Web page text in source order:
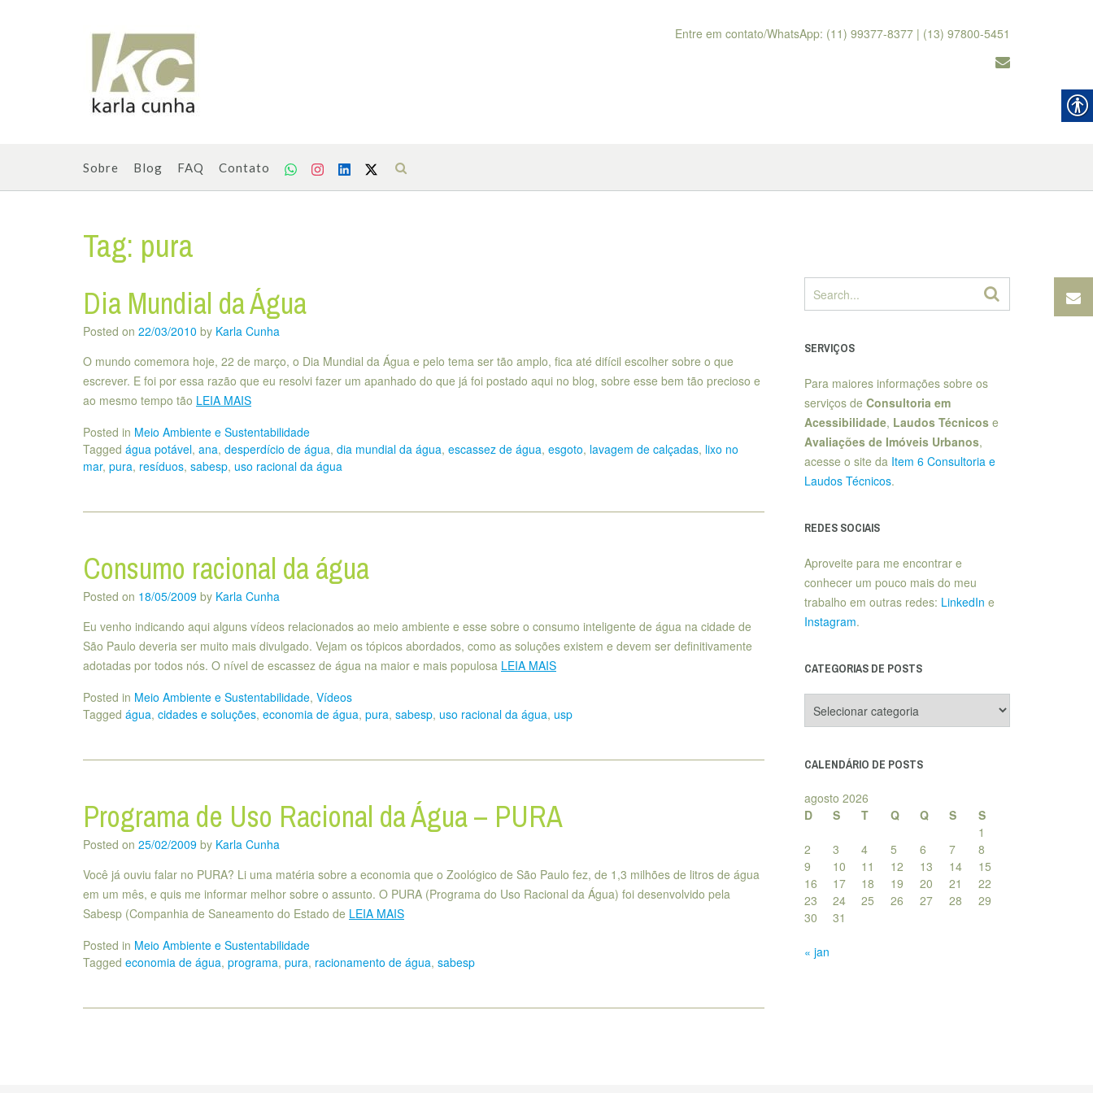
Entre em contato/WhatsApp: (11) 99377-8377 | (13) 97800-5451
Sobre Blog FAQ Contato
Tag: pura
Dia Mundial da Água
Posted on 22/03/2010 by Karla Cunha
O mundo comemora hoje, 22 de março, o Dia Mundial da Água e pelo tema ser tão amplo, fica até difícil escolher sobre o que
escrever. E foi por essa razão que eu resolvi fazer um apanhado do que já foi postado aqui no blog, sobre esse bem tão precioso e
ao mesmo tempo tão LEIA MAIS
Posted in Meio Ambiente e Sustentabilidade
Tagged água potável, ana, desperdício de água, dia mundial da água, escassez de água, esgoto, lavagem de calçadas, lixo no
mar, pura, resíduos, sabesp, uso racional da água
Consumo racional da água
Posted on 18/05/2009 by Karla Cunha
Eu venho indicando aqui alguns vídeos relacionados ao meio ambiente e esse sobre o consumo inteligente de água na cidade de
São Paulo deveria ser muito mais divulgado. Vejam os tópicos abordados, como as soluções existem e devem ser definitivamente
adotadas por todos nós. O nível de escassez de água na maior e mais populosa LEIA MAIS
Posted in Meio Ambiente e Sustentabilidade, Vídeos
Tagged água, cidades e soluções, economia de água, pura, sabesp, uso racional da água, usp
Programa de Uso Racional da Água – PURA
Posted on 25/02/2009 by Karla Cunha
Você já ouviu falar no PURA? Li uma matéria sobre a economia que o Zoológico de São Paulo fez, de 1,3 milhões de litros de água
em um mês, e quis me informar melhor sobre o assunto. O PURA (Programa do Uso Racional da Água) foi desenvolvido pela
Sabesp (Companhia de Saneamento do Estado de LEIA MAIS
Posted in Meio Ambiente e Sustentabilidade
Tagged economia de água, programa, pura, racionamento de água, sabesp
SERVIÇOS
Para maiores informações sobre os
serviços de Consultoria em
Acessibilidade, Laudos Técnicose
Avaliações de Imóveis Urbanos,
acesse o site da Item 6 Consultoria e
Laudos Técnicos.
REDES SOCIAIS
Aproveite para me encontrar e
conhecer um pouco mais do meu
trabalho em outras redes: LinkedIn e
Instagram.
CATEGORIAS DE POSTS
de
CALENDÁRIO DE POSTS
agosto 2026
D
S T Q Q S
S
1
2
3 4 5 6 7
8
9
10 11 12 13 14
15
16
17 18 19 20 21
22
23
24 25 26 27 28
29
30
31
« jan